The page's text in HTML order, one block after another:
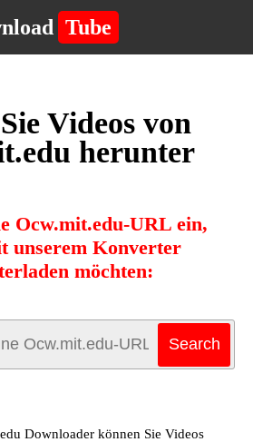
Tube
Videos von
herunter
Ocw.mit.edu-URL ein,
unserem Konverter
möchten:
Downloader können Sie Videos